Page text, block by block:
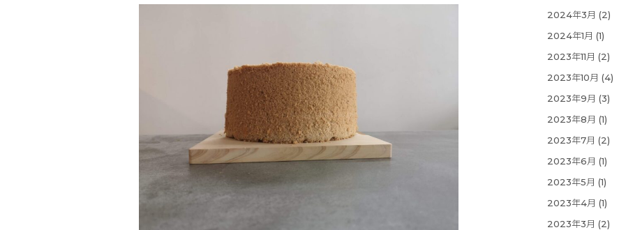
2024年3月 (2)
2024年1月 (1)
2023年11月 (2)
2023年10月 (4)
2023年9月 (3)
2023年8月 (1)
2023年7月 (2)
2023年6月 (1)
2023年5月 (1)
2023年4月 (1)
2023年3月 (2)